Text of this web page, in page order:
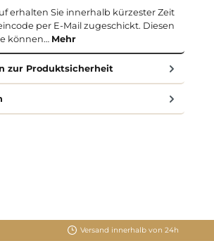
erhalten Sie innerhalb kürzester Zeit
per E-Mail zugeschickt. Diesen
können… Mehr
zur Produktsicherheit
Versand innerhalb von 24h